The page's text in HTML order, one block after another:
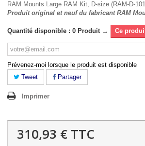
RAM Mounts Large RAM Kit, D-size (RAM-D-
Produit original et neuf du fabricant RAM
Quantité disponible : 0 Produit → Ce
Prévenez-moi lorsque le produit est disponible
Tweet
Partager
Imprimer
310,93 € TTC